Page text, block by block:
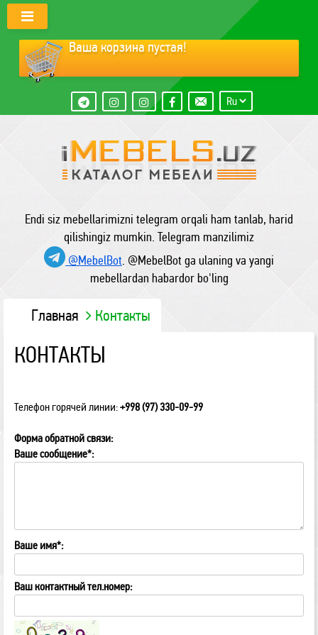
Ваша корзина пустая!
Endi siz mebellarimizni telegram orqali ham tanlab, harid
qilishingiz mumkin. Telegram manzilimiz
@MebelBot. @MebelBot ga ulaning va yangi
mebellardan habardor bo'ling
Главная Контакты
КОНТАКТЫ
Телефон горячей линии:+998 (97) 330-09-99
Форма обратной связи:
Ваше сообщение*:
Ваше имя*:
Ваш контактный тел.номер: